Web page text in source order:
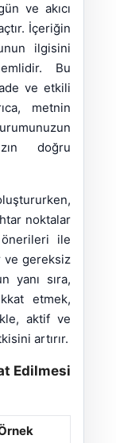
ve akıcı
İçeriğin
ilgisini
Bu
ve etkili
metnin
doğru
noktalar
önerileri ile
ve gereksiz
yanı sıra,
etmek,
aktif ve
artırır.
Edilmesi